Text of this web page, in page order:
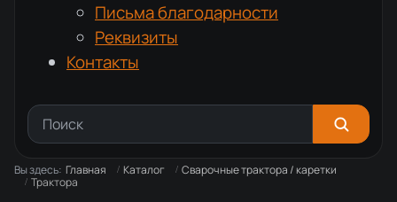
Письма благодарности
Реквизиты
Контакты
Вы здесь: Главная Каталог
Сварочные трактора / каретки
Трактора